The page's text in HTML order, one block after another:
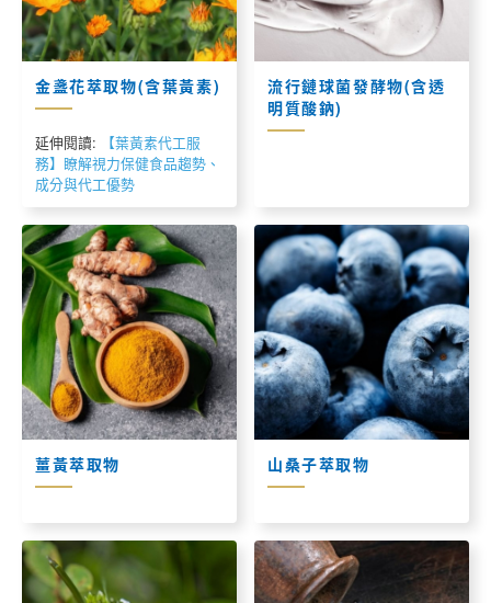
金盞花萃取物(含葉黃素)
延伸閱讀:
【葉黃素代工服
務】瞭解視力保健食品趨勢、
成分與代工優勢
流行鏈球菌發酵物(含透
明質酸鈉)
薑黃萃取物 山桑子萃取物